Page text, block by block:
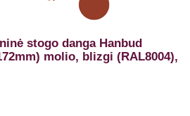
stogo danga Hanbud
molio, blizgi (RAL8004),